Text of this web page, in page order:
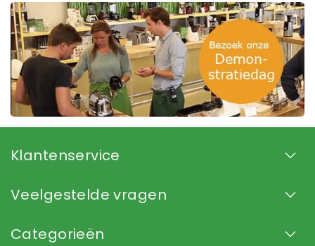
Klantenservice
Veelgestelde vragen
Categorieën